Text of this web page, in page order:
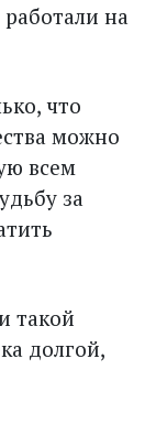
на
что
можно
всем
за
такой
долгой,